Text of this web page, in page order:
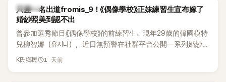
K-POP
只差一名出道fromis_9！《偶像學校》正妹練習生宣布嫁了
婚紗照美到認不出
曾參加選秀節目《偶像學校》的前練習生、現年29歲的韓國模特
兒柳智娜（유지나），近日無預警在社群平台公開一系列婚紗
照，親自宣布即將步入婚姻，消息曝光後讓不少曾追看節目的
K氏鄉民 1 天前